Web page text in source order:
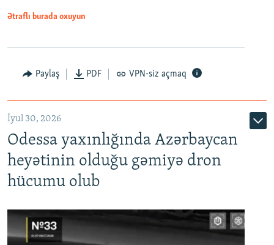
Ətraflı burada oxuyun
Paylaş PDF VPN-siz açmaq
İyul 30, 2026
Odessa yaxınlığında Azərbaycan
heyətinin olduğu gəmiyə dron
hücumu olub